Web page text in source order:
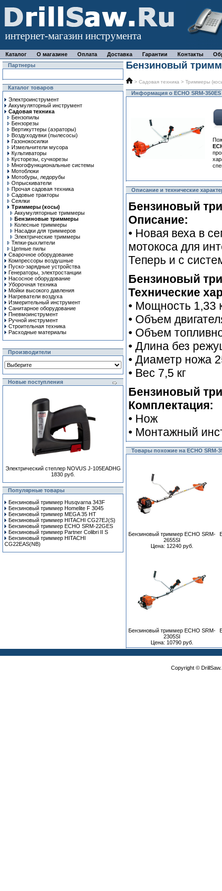
интернет-магазин инструмента
Каталог О магазине Оплата Доставка Гарантии Контакты
Партнеры
Каталог товаров
Электроинструмент
Аккумуляторный инструмент
Садовая техника
Бензопилы
Бензорезы
Вертикуттеры (аэраторы)
Воздуходувки (пылесосы)
Газонокосилки
Измельчители мусора
Культиваторы
Кусторезы, сучкорезы
Многофункциональные системы
Мотоблоки
Мотобуры, ледорубы
Опрыскиватели
Прочая садовая техника
Садовые тракторы
Сеялки
Триммеры (косы)
Аккумуляторные триммеры
Бензиновые триммеры
Колесные триммеры
Насадки для триммеров
Электрические триммеры
Тяпки-рыхлители
Цепные пилы
Сварочное оборудование
Компрессоры воздушные
Пуско-зарядные устройства
Генераторы, электростанции
Насосное оборудование
Уборочная техника
Мойки высокого давления
Нагреватели воздуха
Измерительный инструмент
Санитарное оборудование
Пневмоинструмент
Ручной инcтрумент
Строительная техника
Расходные материалы
Производители
Новые поступления
Электрический степлер NOVUS J-105EADHG
1830 руб.
Популярные товары
Бензиновый триммер Husqvarna 343F
Бензиновый триммер Homelite F 3045
Бензиновый триммер MEGA 35 HT
Бензиновый триммер HITACHI CG27EJ(S)
Бензиновый триммер ECHO SRM-22GES
Бензиновый триммер Partner Colibri II S
Бензиновый триммер HITACHI
CG22EAS(NB)
Бензиновый
> Садовая техника > Триммеры
Информация о ECHO SRM-350ES
Описание и технические
Бензиновый
Описание:
• Новая веха в
мотокоса для
Теперь и с
Бензиновый
Технические
• Мощность 1,33
• Объем
• Объем
• Длина без
• Диаметр ножа
• Вес 7,5 кг
Бензиновый
Комплектация:
• Нож
• Монтажный
Товары похожие на ECHO SRM-
Бензиновый триммер ECHO SRM-
2655SI
Цена: 12240 руб.
Бензиновый триммер ECHO SRM-
2305SI
Цена: 10790 руб.
Copyright ©